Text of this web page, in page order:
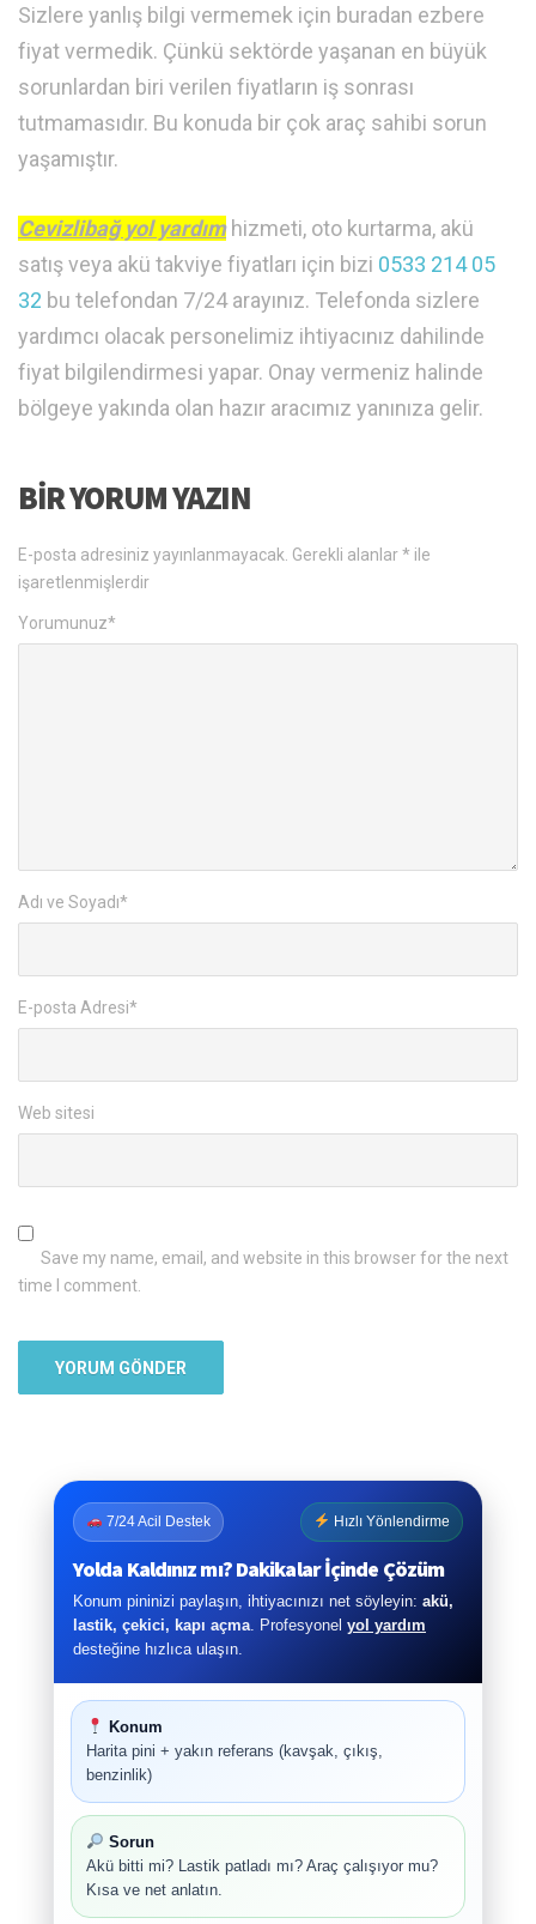
Sizlere yanlış bilgi vermemek için buradan ezbere
fiyat vermedik. Çünkü sektörde yaşanan en büyük
sorunlardan biri verilen fiyatların iş sonrası
tutmamasıdır. Bu konuda bir çok araç sahibi sorun
yaşamıştır.
Cevizlibağ yol yardımhizmeti, oto kurtarma, akü
satış veya akü takviye fiyatları için bizi 0533 214 05
32 bu telefondan 7/24 arayınız. Telefonda sizlere
yardımcı olacak personelimiz ihtiyacınız dahilinde
fiyat bilgilendirmesi yapar. Onay vermeniz halinde
bölgeye yakında olan hazır aracımız yanınıza gelir.
BIR YORUM YAZIN
E-posta adresiniz yayınlanmayacak. Gerekli alanlar* ile
işaretlenmişlerdir
Yorumunuz*
Adı ve Soyadı*
E-posta Adresi*
Web sitesi
Save my name, email, and website in this browser for the next
time I comment.
7/24 Acil Destek Hızlı Yönlendirme
Yolda Kaldınız mı? Dakikalar İçinde Çözüm
Konum pininizi paylaşın, ihtiyacınızı net söyleyin: akü,
lastik, çekici, kapı açma. Profesyonel yol yardım
desteğine hızlıca ulaşın.
Konum
Harita pini + yakın referans (kavşak, çıkış,
benzinlik)
Sorun
Akü bitti mi? Lastik patladı mı? Araç çalışıyor mu?
Kısa ve net anlatın.